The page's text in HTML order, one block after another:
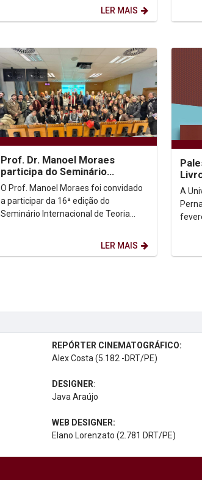
LER MAIS
Prof. Dr. Manoel Moraes
participa do Seminário
Internacional de Teoria Crítica
dos Direitos...
O Prof. Manoel Moraes foi convidado
a participar da 16ª edição do
Seminário Internacional de Teoria
LER MAIS
A
REPÓRTER CINEMATOGRÁFICO:
Alex Costa (5.182 -DRT/PE)
DESIGNER:
Java Araújo
WEB DESIGNER:
Elano Lorenzato (2.781 DRT/PE)